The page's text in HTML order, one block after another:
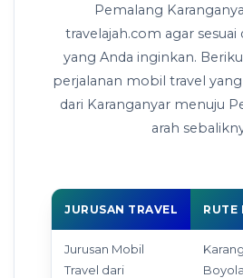
Pemalang
travelajah.com agar sesuai
yang Anda inginkan.
perjalanan mobil travel
dari Karanganyar menuju
arah
JURUSAN TRAVEL RUTE
Jurusan Mobil
Travel dari